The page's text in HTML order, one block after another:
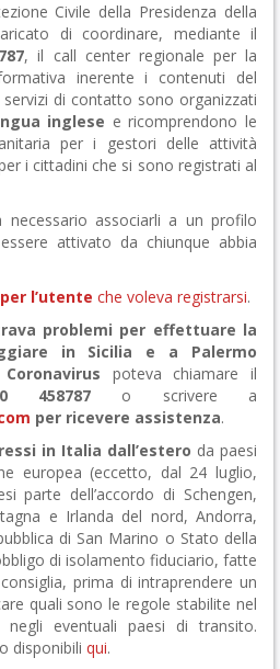
Civile della Presidenza della
di coordinare, mediante il
, il call center regionale per la
inerente i contenuti del
servizi di contatto sono organizzati
inglese e ricomprendono le
per i gestori delle attività
i cittadini che si sono registrati al
necessario associarli a un profilo
attivato da chiunque abbia
l’utente che voleva registrarsi.
problemi per effettuare la
in Sicilia e a Palermo
poteva chiamare il
458787 o scrivere a
per ricevere assistenza.
in Italia dall’estero da paesi
europea (eccetto, dal 24 luglio,
parte dell’accordo di Schengen,
e Irlanda del nord, Andorra,
di San Marino o Stato della
di isolamento fiduciario, fatte
prima di intraprendere un
quali sono le regole stabilite nel
eventuali paesi di transito.
disponibili qui.